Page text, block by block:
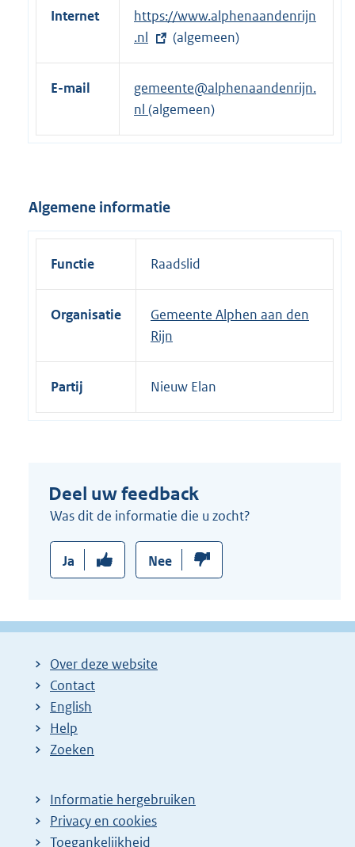
Internet
E
x
t
r
e
n
k
https://www.alphenaandenrijn
.nl
(algemeen)
E-mail
gemeente@alphenaandenrijn.
nl (algemeen)
Algemene informatie
Functie Raadslid
Organisatie
Gemeente Alphen aan den
Rijn
Partij Nieuw Elan
Deel uw feedback
Was dit de informatie die u zocht?
Ja Nee
Over deze website
Contact
English
Help
Zoeken
Informatie hergebruiken
Privacy en cookies
Toegankelijkheid